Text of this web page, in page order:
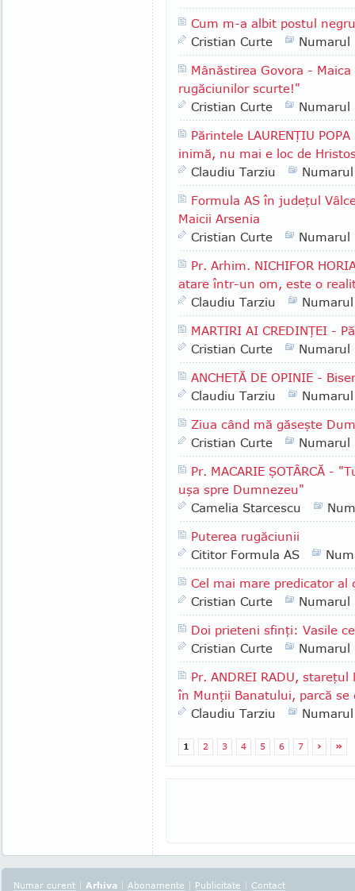
Cum m-a albit postul negru
Cristian Curte
Numarul
Mânăstirea Govora - Maica
rugăciunilor scurte!"
Cristian Curte
Numarul
Părintele LAURENŢIU
inimă, nu mai e loc de
Claudiu Tarziu
Formula AS în judeţul
Maicii Arsenia
Cristian Curte
Numarul
Pr. Arhim. NICHIFOR
atare într-un om, este o
Claudiu Tarziu
MARTIRI AI CREDINŢEI -
Cristian Curte
Numarul
ANCHETĂ DE OPINIE -
Claudiu Tarziu
Ziua când mă găseşte
Cristian Curte
Numarul
Pr. MACARIE ŞOTÂRCĂ -
uşa spre Dumnezeu"
Camelia Starcescu
Puterea rugăciunii
Cititor Formula AS
Cel mai mare predicator al
Cristian Curte
Numarul
Doi prieteni sfinţi: Vasile
Cristian Curte
Numarul
Pr. ANDREI RADU,
în Munţii Banatului, parcă se
Claudiu Tarziu
1 2 3 4 5 6 7 › »
Numar curent | Arhiva | Abonamente | Publicitate | Contact